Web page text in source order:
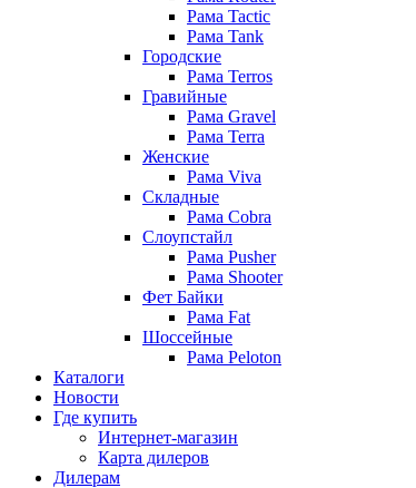
Рама Tactic
Рама Tank
Городские
Рама Terros
Гравийные
Рама Gravel
Рама Terra
Женские
Рама Viva
Складные
Рама Cobra
Слоупстайл
Рама Pusher
Рама Shooter
Фет Байки
Рама Fat
Шоссейные
Рама Peloton
Каталоги
Новости
Где купить
Интернет-магазин
Карта дилеров
Дилерам